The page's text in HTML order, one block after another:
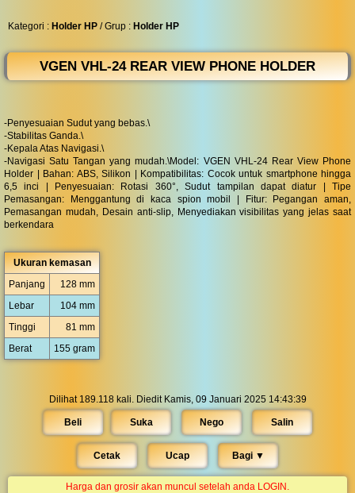
Kategori : Holder HP / Grup : Holder HP
VGEN VHL-24 REAR VIEW PHONE HOLDER
-Penyesuaian Sudut yang bebas.\
-Stabilitas Ganda.\
-Kepala Atas Navigasi.\
-Navigasi Satu Tangan yang mudah.\Model: VGEN VHL-24 Rear View Phone
Holder | Bahan: ABS, Silikon | Kompatibilitas: Cocok untuk smartphone hingga
6,5 inci | Penyesuaian: Rotasi 360°, Sudut tampilan dapat diatur | Tipe
Pemasangan: Menggantung di kaca spion mobil | Fitur: Pegangan aman,
Pemasangan mudah, Desain anti-slip, Menyediakan visibilitas yang jelas saat
berkendara
Ukuran kemasan
Panjang
128 mm
Lebar
104 mm
Tinggi
81 mm
Berat
155 gram
Dilihat 189.118 kali. Diedit Kamis, 09 Januari 2025 14:43:39
Beli Suka Nego Salin
Cetak Ucap Bagi ▼︎
Harga dan grosir akan muncul setelah anda LOGIN.